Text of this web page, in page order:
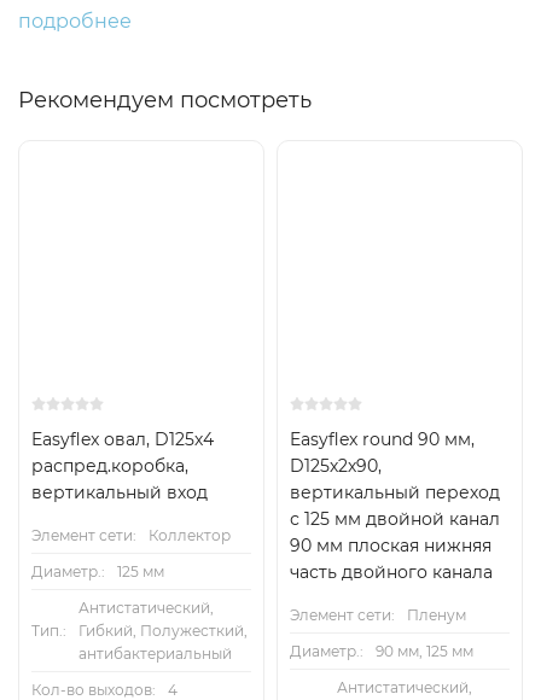
подробнее
Рекомендуем посмотреть
Easyflex овал, D125х4
распред.коробка,
вертикальный вход
Элемент сети:
Коллектор
Диаметр.:
125 мм
Тип.:
Антистатический,
Гибкий, Полужесткий,
антибактериальный
Кол-во выходов:
4
Easyflex round 90 мм,
D125х2х90,
вертикальный переход
с 125 мм двойной канал
90 мм плоская нижняя
часть двойного канала
Элемент сети:
Пленум
Диаметр.:
90 мм, 125 мм
Антистатический,